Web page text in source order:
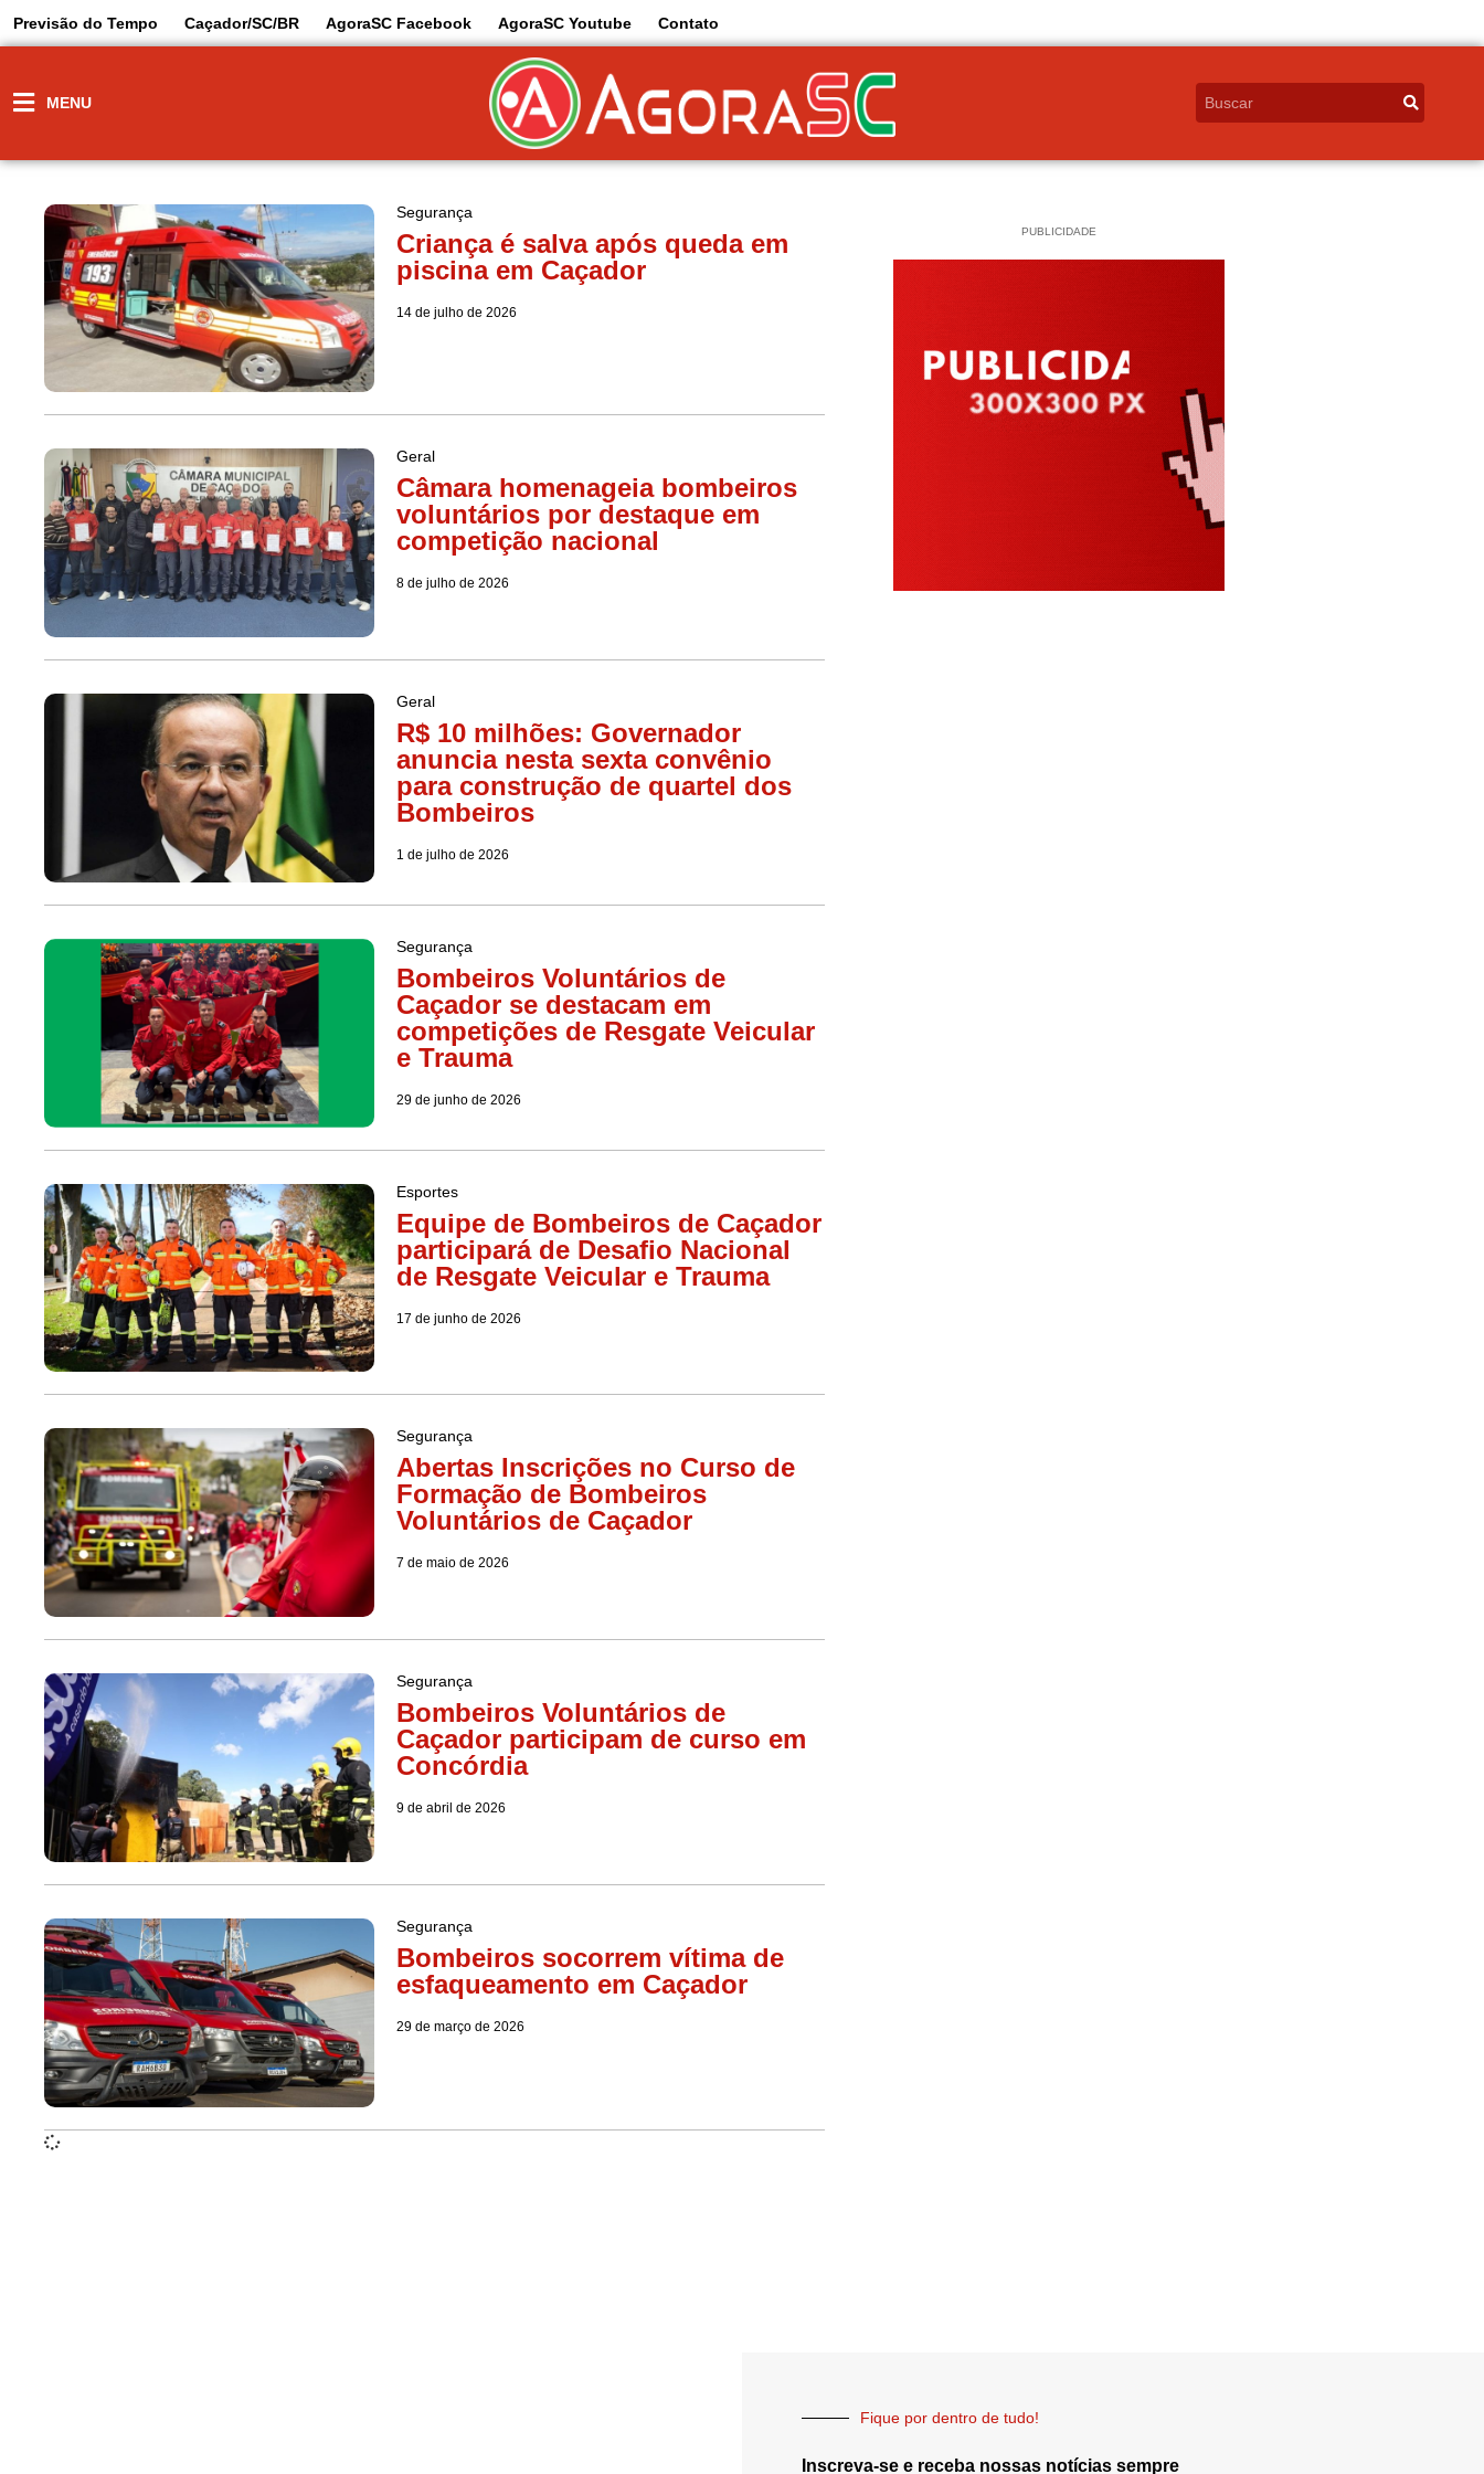
Previsão do Tempo Caçador/SC/BR AgoraSC Facebook AgoraSC Youtube Contato
MENU
Segurança
Criança é salva após queda em
piscina em Caçador
14 de julho de 2026
Geral
Câmara homenageia bombeiros
voluntários por destaque em
competição nacional
8 de julho de 2026
Geral
R$ 10 milhões: Governador
anuncia nesta sexta convênio
para construção de quartel dos
Bombeiros
1 de julho de 2026
Segurança
Bombeiros Voluntários de
Caçador se destacam em
competições de Resgate Veicular
e Trauma
29 de junho de 2026
Esportes
Equipe de Bombeiros de Caçador
participará de Desafio Nacional
de Resgate Veicular e Trauma
17 de junho de 2026
Segurança
Abertas Inscrições no Curso de
Formação de Bombeiros
Voluntários de Caçador
7 de maio de 2026
Segurança
Bombeiros Voluntários de
Caçador participam de curso em
Concórdia
9 de abril de 2026
Segurança
Bombeiros socorrem vítima de
esfaqueamento em Caçador
29 de março de 2026
PUBLICIDADE
Fique por dentro de tudo!
Inscreva-se e receba nossas notícias sempre